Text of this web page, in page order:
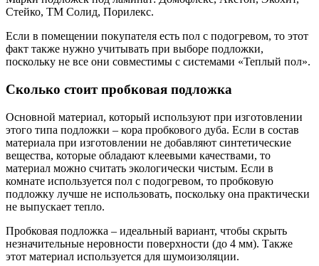
Стейко, ТМ Солид, Порилекс.
Если в помещении покупателя есть пол с подогревом, то этот
факт также нужно учитывать при выборе подложки,
поскольку не все они совместимы с системами «Теплый пол».
Сколько стоит пробковая подложка
Основной материал, который используют при изготовлении
этого типа подложки – кора пробкового дуба. Если в состав
материала при изготовлении не добавляют синтетические
вещества, которые обладают клеевыми качествами, то
материал можно считать экологически чистым. Если в
комнате используется пол с подогревом, то пробковую
подложку лучше не использовать, поскольку она практически
не выпускает тепло.
Пробковая подложка – идеальный вариант, чтобы скрыть
незначительные неровности поверхности (до 4 мм). Также
этот материал используется для шумоизоляции.